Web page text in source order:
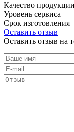
Качество продукции
Уровень сервиса
Срок изготовления
Оставить отзыв
Оставить отзыв на